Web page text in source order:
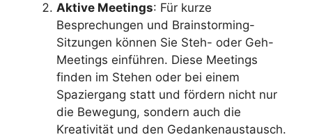
Aktive Meetings: Für kurze
Besprechungen und Brainstorming-
Sitzungen können Sie Steh- oder Geh-
Meetings einführen. Diese Meetings
finden im Stehen oder bei einem
Spaziergang statt und fördern nicht nur
die Bewegung, sondern auch die
Kreativität und den Gedankenaustausch.